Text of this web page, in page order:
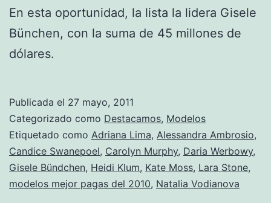
En esta oportunidad, la lista la lidera Gisele
Bünchen, con la suma de 45 millones de
dólares.
Publicada el 27 mayo, 2011
Categorizado como Destacamos, Modelos
Etiquetado como Adriana Lima, Alessandra Ambrosio,
Candice Swanepoel, Carolyn Murphy, Daria Werbowy,
Gisele Bündchen, Heidi Klum, Kate Moss, Lara Stone,
modelos mejor pagas del 2010, Natalia Vodianova